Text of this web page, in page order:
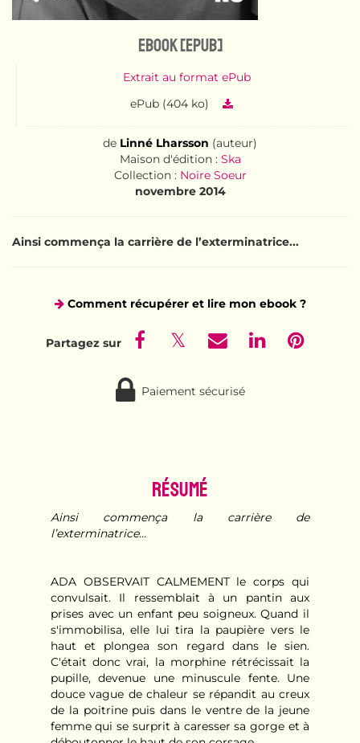
eBook [ePub]
Extrait au format ePub
ePub (404 ko)
de Linné Lharsson (auteur)
Maison d'édition : Ska
Collection : Noire Soeur
novembre 2014
Ainsi commença la carrière de l’exterminatrice...
Comment récupérer et lire mon ebook ?
Paiement sécurisé
Résumé
Ainsi commença la carrière de
l’exterminatrice...
ADA OBSERVAIT CALMEMENT le corps qui
convulsait. Il ressemblait à un pantin aux
prises avec un enfant peu soigneux. Quand il
s'immobilisa, elle lui tira la paupière vers le
haut et plongea son regard dans le sien.
C'était donc vrai, la morphine rétrécissait la
pupille, devenue une minuscule fente. Une
douce vague de chaleur se répandit au creux
de la poitrine puis dans le ventre de la jeune
femme qui se surprit à caresser sa gorge et à